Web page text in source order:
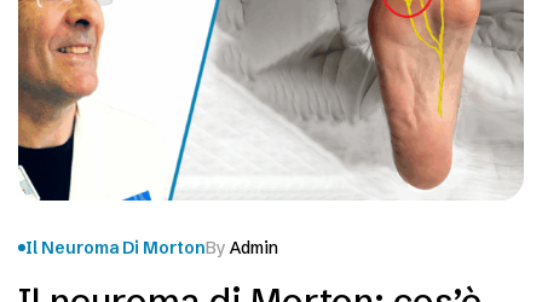
Il Neuroma Di MortonBy Admin